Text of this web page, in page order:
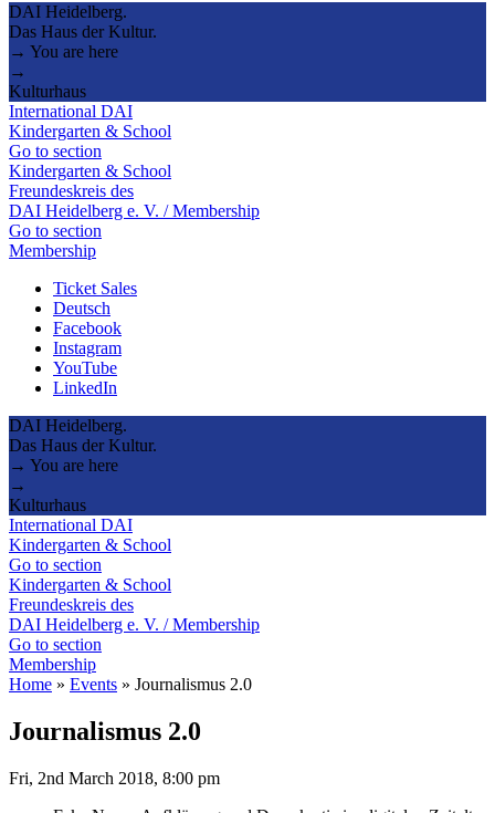
DAI Heidelberg.
Das Haus der Kultur.
→ You are here
→
Kulturhaus
International DAI
Kindergarten & School
Go to section
Kindergarten & School
Freundeskreis des
DAI Heidelberg e. V. / Membership
Go to section
Membership
Ticket Sales
Deutsch
Facebook
Instagram
YouTube
LinkedIn
DAI Heidelberg.
Das Haus der Kultur.
→ You are here
→
Kulturhaus
International DAI
Kindergarten & School
Go to section
Kindergarten & School
Freundeskreis des
DAI Heidelberg e. V. / Membership
Go to section
Membership
Home » Events » Journalismus 2.0
Journalismus 2.0
Fri, 2nd March 2018, 8:00 pm